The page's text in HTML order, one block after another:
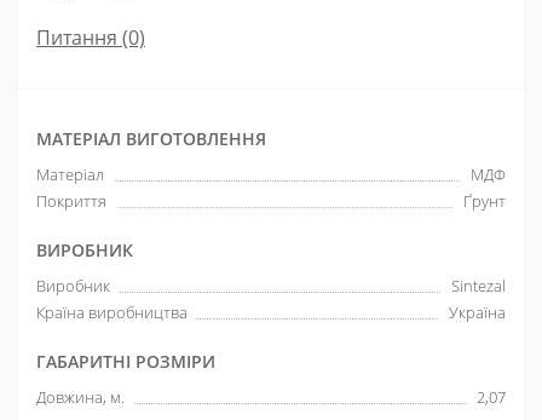
Питання (0)
МАТЕРІАЛ ВИГОТОВЛЕННЯ
Матеріал
МДФ
Покриття
Ґрунт
ВИРОБНИК
Виробник
Sintezal
Країна виробництва
Україна
ГАБАРИТНІ РОЗМІРИ
Довжина, м. 2,07